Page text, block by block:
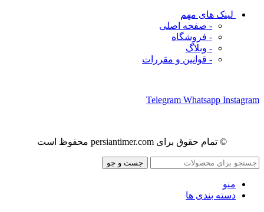
لینک های مهم
- صفحه اصلی
- فروشگاه
- وبلاگ
- قوانین و مقررات
Telegram Whatsapp Instagram
© تمام حقوق برای persiantimer.com محفوظ است
جست و جو
منو
دسته بندی ها